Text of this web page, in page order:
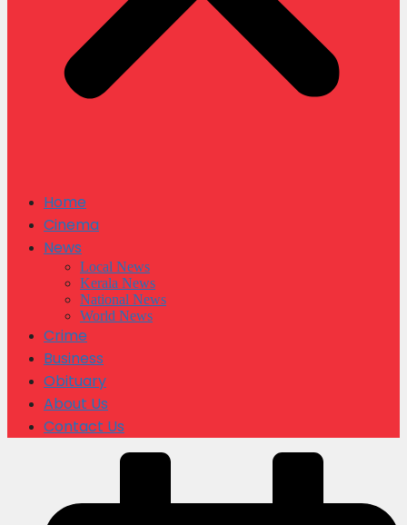
Home
Cinema
News
Local News
Kerala News
National News
World News
Crime
Business
Obituary
About Us
Contact Us